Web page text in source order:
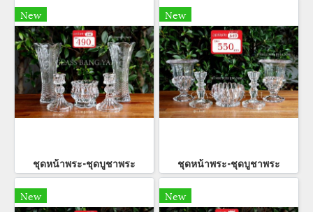
New
ชุดหน้าพระ-ชุดบูชาพระ
New
ชุดหน้าพระ-ชุดบูชาพระ
New New